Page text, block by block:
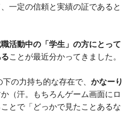
一定の信頼と実績の証であると
活動中の「学生」の方にとって
ことが最近分かってきました。
の力持ち的な存在で、 かなーり
（汗。もちろんゲーム画面にロ
とで「どっかで見たことあるな